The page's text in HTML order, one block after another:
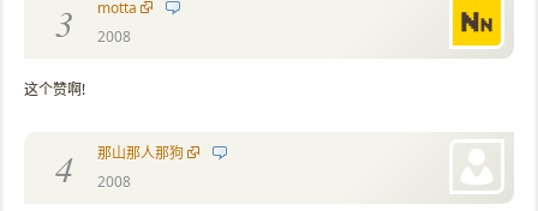
3
motta
2008
这个赞啊!
4
那山那人那狗
2008